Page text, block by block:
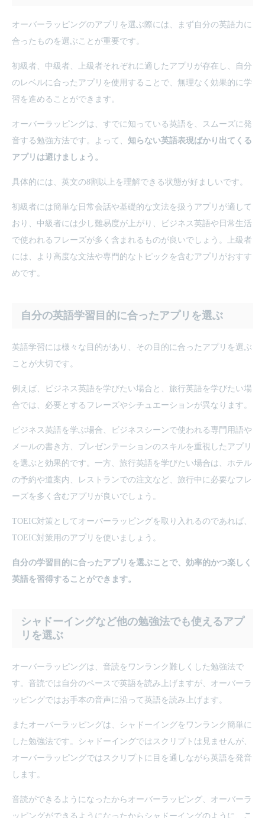
オーバーラッピングのアプリを選ぶ際には、まず自分の英語力に
合ったものを選ぶことが重要です。
初級者、中級者、上級者それぞれに適したアプリが存在し、自分
のレベルに合ったアプリを使用することで、無理なく効果的に学
習を進めることができます。
オーバーラッピングは、すでに知っている英語を、スムーズに発
音する勉強方法です。よって、 知らない英語表現ばかり出てくる
アプリは避けましょう。
具体的には、英文の8割以上を理解できる状態が好ましいです。
初級者には簡単な日常会話や基礎的な文法を扱うアプリが適して
おり、中級者には少し難易度が上がり、ビジネス英語や日常生活
で使われるフレーズが多く含まれるものが良いでしょう。上級者
には、より高度な文法や専門的なトピックを含むアプリがおすす
めです。
自分の英語学習目的に合ったアプリを選ぶ
英語学習には様々な目的があり、その目的に合ったアプリを選ぶ
ことが大切です。
例えば、ビジネス英語を学びたい場合と、旅行英語を学びたい場
合では、必要とするフレーズやシチュエーションが異なります。
ビジネス英語を学ぶ場合、ビジネスシーンで使われる専門用語や
メールの書き方、プレゼンテーションのスキルを重視したアプリ
を選ぶと効果的です。一方、旅行英語を学びたい場合は、ホテル
の予約や道案内、レストランでの注文など、旅行中に必要なフレ
ーズを多く含むアプリが良いでしょう。
TOEIC対策としてオーバーラッピングを取り入れるのであれば、
TOEIC対策用のアプリを使いましょう。
自分の学習目的に合ったアプリを選ぶことで、効率的かつ楽しく
英語を習得することができます。
シャドーイングなど他の勉強法でも使えるアプ
リを選ぶ
オーバーラッピングは、音読をワンランク難しくした勉強法で
す。音読では自分のペースで英語を読み上げますが、オーバーラ
ッピングではお手本の音声に沿って英語を読み上げます。
またオーバーラッピングは、シャドーイングをワンランク簡単に
した勉強法です。シャドーイングではスクリプトは見ませんが、
オーバーラッピングではスクリプトに目を通しながら英語を発音
します。
音読ができるようになったからオーバーラッピング、オーバーラ
ッピングができるようになったからシャドーイングのように、
こ